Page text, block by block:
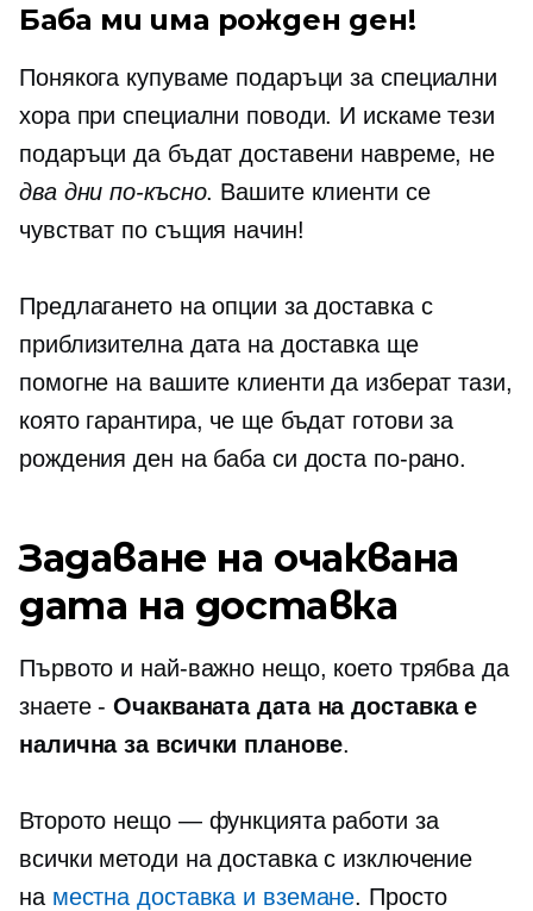
Баба ми има рожден ден!
Понякога купуваме подаръци за специални
хора при специални поводи. И искаме тези
подаръци да бъдат доставени навреме, не
два дни по-късно. Вашите клиенти се
чувстват по същия начин!
Предлагането на опции за доставка с
приблизителна дата на доставка ще
помогне на вашите клиенти да изберат тази,
която гарантира, че ще бъдат готови за
рождения ден на баба си доста по-рано.
Задаване на очаквана
дата на доставка
Първото и най-важно нещо, което трябва да
знаете -Очакваната дата на доставка е
налична за всички планове.
Второто нещо — функцията работи за
всички методи на доставка с изключение
на местна доставка и вземане. Просто